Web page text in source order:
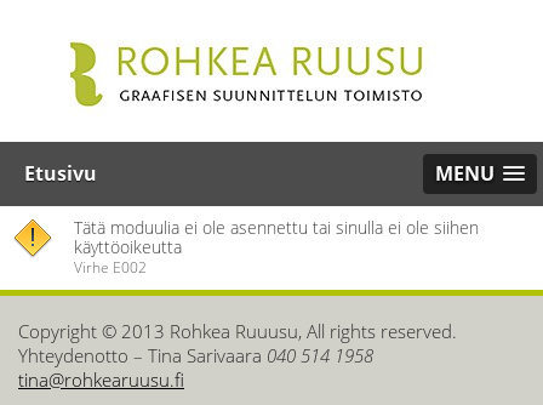
Etusivu MENU
Tätä moduulia ei ole asennettu tai sinulla ei ole siihen
käyttöoikeutta
Virhe E002
Copyright © 2013 Rohkea Ruuusu, All rights reserved.
Yhteydenotto – Tina Sarivaara 040 514 1958
tina@rohkearuusu.fi